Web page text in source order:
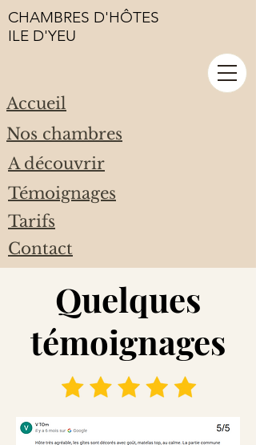
Tarifs
Contact
Accueil
Nos chambres
Témoignages
CHAMBRES D'HÔTES
ILE D'YEU
A découvrir
Quelques
témoignages